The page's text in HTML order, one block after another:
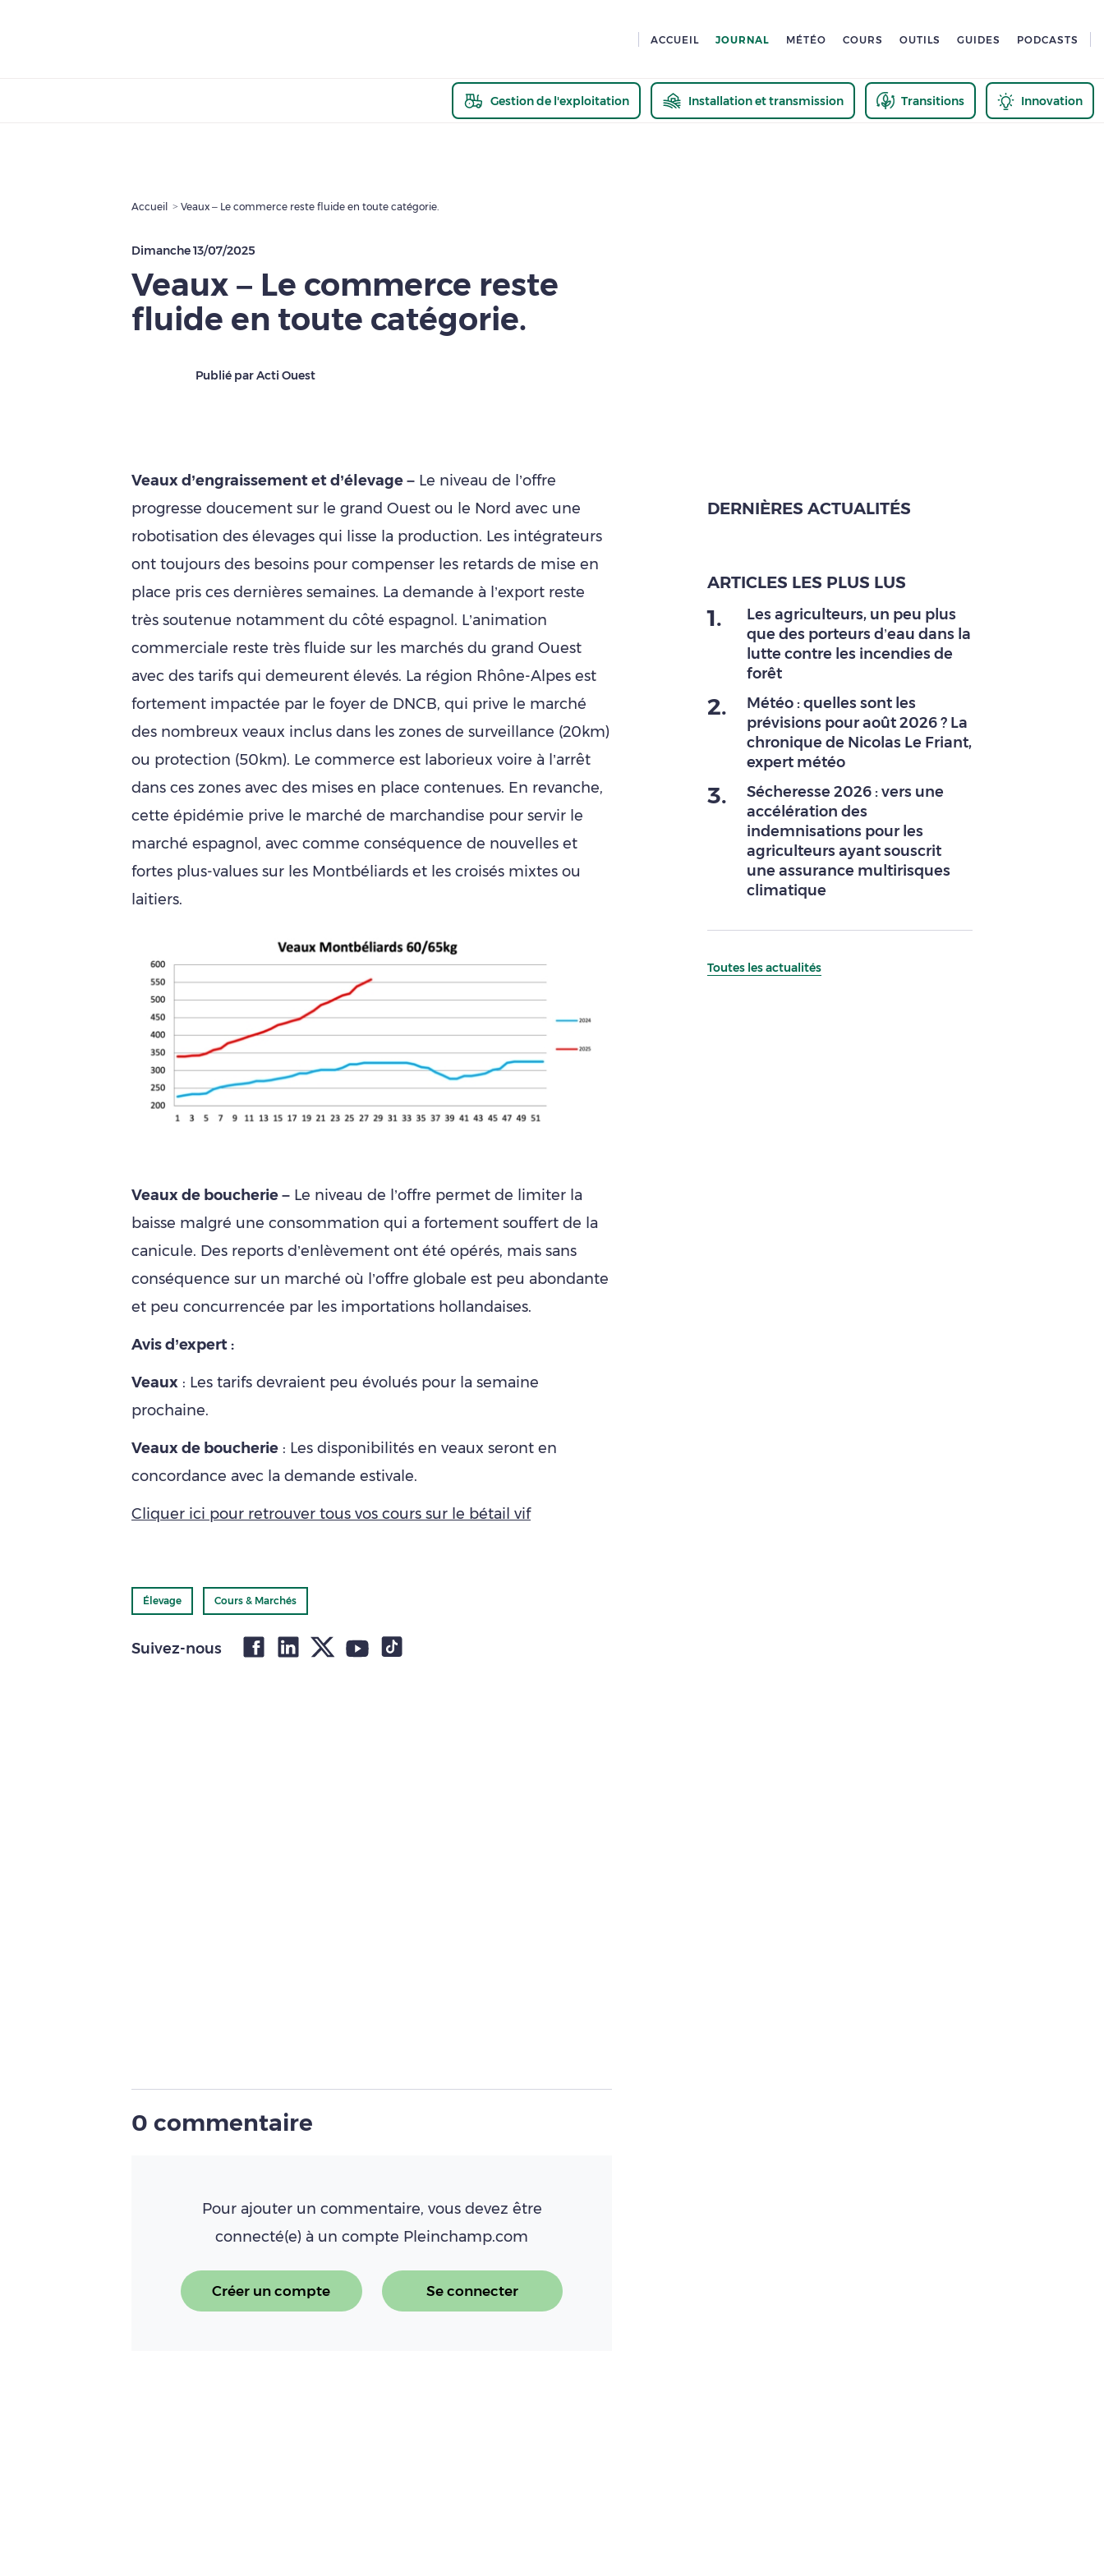
ACCUEIL JOURNAL MÉTÉO COURS OUTILS GUIDES PODCASTS
Gestion de l'exploitation Installation et transmission Transitions Innovation
Accueil Veaux – Le commerce reste fluide en toute catégorie.
Dimanche 13/07/2025
Veaux – Le commerce reste
fluide en toute catégorie.
Publié par Acti Ouest
Veaux d’engraissement et d’élevage – Le niveau de l’offre
progresse doucement sur le grand Ouest ou le Nord avec une
robotisation des élevages qui lisse la production. Les intégrateurs
ont toujours des besoins pour compenser les retards de mise en
place pris ces dernières semaines. La demande à l’export reste
très soutenue notamment du côté espagnol. L’animation
commerciale reste très fluide sur les marchés du grand Ouest
avec des tarifs qui demeurent élevés. La région Rhône-Alpes est
fortement impactée par le foyer de DNCB, qui prive le marché
des nombreux veaux inclus dans les zones de surveillance (20km)
ou protection (50km). Le commerce est laborieux voire à l’arrêt
dans ces zones avec des mises en place contenues. En revanche,
cette épidémie prive le marché de marchandise pour servir le
marché espagnol, avec comme conséquence de nouvelles et
fortes plus-values sur les Montbéliards et les croisés mixtes ou
laitiers.
Veaux de boucherie – Le niveau de l’offre permet de limiter la
baisse malgré une consommation qui a fortement souffert de la
canicule. Des reports d’enlèvement ont été opérés, mais sans
conséquence sur un marché où l’offre globale est peu abondante
et peu concurrencée par les importations hollandaises.
Avis d’expert :
Veaux : Les tarifs devraient peu évolués pour la semaine
prochaine.
Veaux de boucherie : Les disponibilités en veaux seront en
concordance avec la demande estivale.
Cliquer ici pour retrouver tous vos cours sur le bétail vif
Élevage Cours & Marchés
Suivez-nous
0 commentaire
Pour ajouter un commentaire, vous devez être
connecté(e) à un compte Pleinchamp.com
Créer un compte Se connecter
DERNIÈRES ACTUALITÉS
ARTICLES LES PLUS LUS
1.
Les agriculteurs, un peu plus
que des porteurs d’eau dans la
lutte contre les incendies de
forêt
2.
Météo : quelles sont les
prévisions pour août 2026 ? La
chronique de Nicolas Le Friant,
expert météo
3.
Sécheresse 2026 : vers une
accélération des
indemnisations pour les
agriculteurs ayant souscrit
une assurance multirisques
climatique
Toutes les actualités